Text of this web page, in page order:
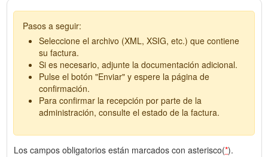
Pasos a seguir:
Seleccione el archivo (XML, XSIG, etc.) que contiene
su factura.
Si es necesario, adjunte la documentación adicional.
Pulse el botón "Enviar" y espere la página de
confirmación.
Para confirmar la recepción por parte de la
administración, consulte el estado de la factura.
Los campos obligatorios están marcados con asterisco(*).